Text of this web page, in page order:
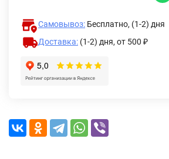
Самовывоз: Бесплатно, (1-2) дня
Доставка: (1-2) дня, от 500 ₽